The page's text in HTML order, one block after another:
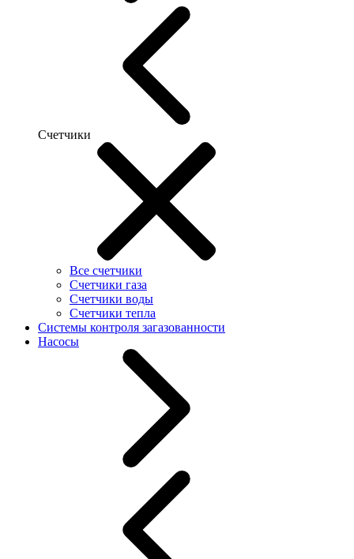
Счетчики
Все счетчики
Счетчики газа
Счетчики воды
Счетчики тепла
Системы контроля загазованности
Насосы